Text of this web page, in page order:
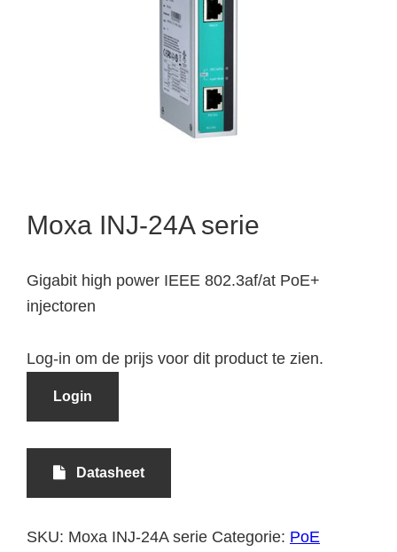
Moxa INJ-24A serie
Gigabit high power IEEE 802.3af/at PoE+
injectoren
Log-in om de prijs voor dit product te zien.
Login
Datasheet
SKU: Moxa INJ-24A serie Categorie: PoE